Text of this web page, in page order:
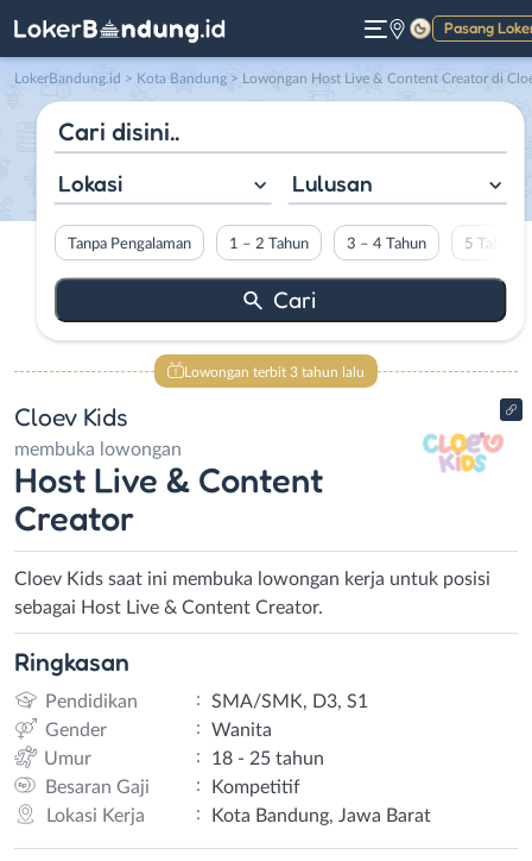
Pasang
Gelap
LokerBandung.id > Kota Bandung > Lowongan Host Live & Content Creator di Cloev
Lokasi Lulusan
Tanpa Pengalaman 1 – 2 Tahun 3 – 4 Tahun 5 Tahun
Lowongan terbit 3 tahun lalu
Cloev Kids
membuka lowongan
Host Live & Content
Creator
Cloev Kids saat ini membuka lowongan kerja untuk posisi
sebagai Host Live & Content Creator.
Ringkasan
Pendidikan :
SMA/SMK, D3, S1
Gender
:
Wanita
Umur
:
18 - 25 tahun
Besaran Gaji
:
Kompetitif
Lokasi Kerja
: Kota Bandung, Jawa Barat